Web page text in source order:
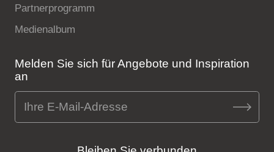
Partnerprogramm
Medienalbum
Melden Sie sich für Angebote und Inspiration
an